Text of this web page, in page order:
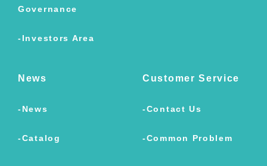
Governance
Investors Area
News
News
Catalog
Customer Service
Contact Us
Common Problem